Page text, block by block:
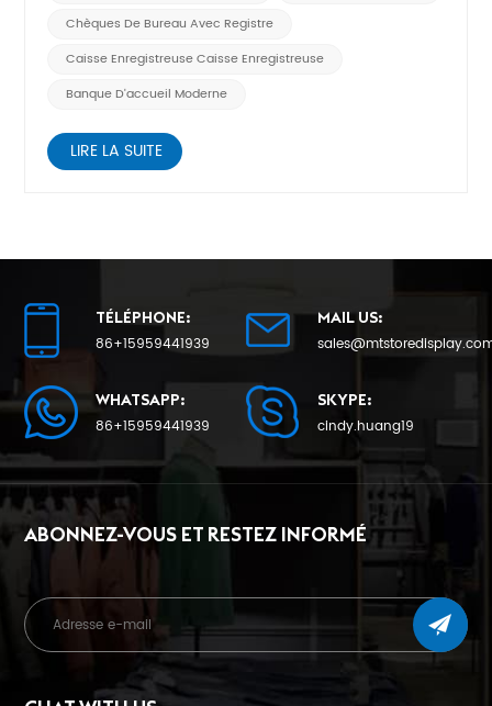
Chèques De Bureau Avec Registre
Caisse Enregistreuse Caisse Enregistreuse
Banque D'accueil Moderne
LIRE LA SUITE
TÉLÉPHONE:
86+15959441939
MAIL US:
WHATSAPP:
86+15959441939
SKYPE:
cindy.huang19
ABONNEZ-VOUS ET RESTEZ INFORMÉ